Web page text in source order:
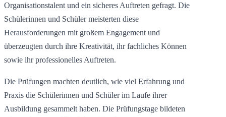
Organisationstalent und ein sicheres Auftreten gefragt. Die
Schülerinnen und Schüler meisterten diese
Herausforderungen mit großem Engagement und
überzeugten durch ihre Kreativität, ihr fachliches Können
sowie ihr professionelles Auftreten.
Die Prüfungen machten deutlich, wie viel Erfahrung und
Praxis die Schülerinnen und Schüler im Laufe ihrer
Ausbildung gesammelt haben. Die Prüfungstage bildeten